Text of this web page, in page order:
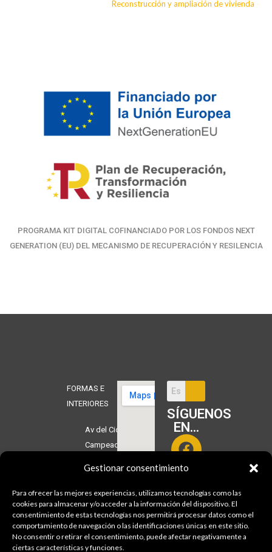
Gestionar consentimiento
Para ofrecer las mejores experiencias, utilizamos tecnologías como las
cookies para almacenar y/o acceder a la información del dispositivo. El
consentimiento de estas tecnologías nos permitirá procesar datos como el
comportamiento de navegación o las identificaciones únicas en este sitio.
No consentir o retirar el consentimiento, puede afectar negativamente a
ciertas características y funciones.
Reconstrucción y ampliación de vivienda
PROGRAMA KIT DIGITAL COFINANCIADO POR LOS FONDOS NEXT
GENERATION (EU) DEL MECANISMO DE RECUPERACIÓN Y RESILENCIA
FORMAS E
INTERIORES
Av del Cid
Campeador,
Burgos
Tlf.
947276015
SÍGUENOS
EN...